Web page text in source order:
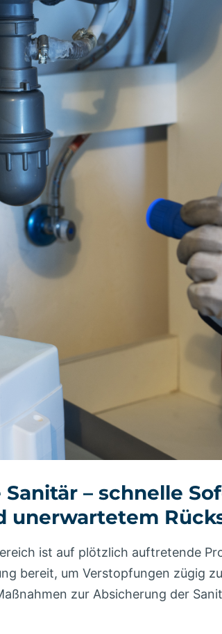
– schnelle
unerwartetem
ist auf plötzlich auftretende
bereit, um Verstopfungen zügig
zur Absicherung der